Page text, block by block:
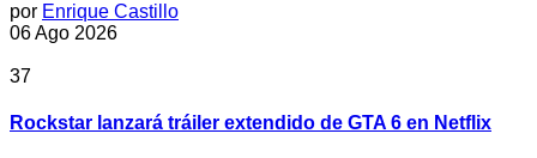
por Enrique Castillo
06 Ago 2026
37
Rockstar lanzará tráiler extendido de GTA 6 en Netflix